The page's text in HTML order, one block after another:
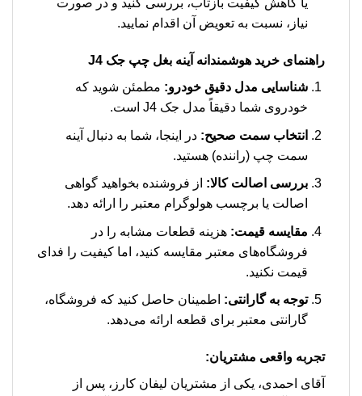
یا کاهش کیفیت بازتاب، بررسی کنید و در صورت
نیاز، نسبت به تعویض آن اقدام نمایید.
راهنمای خرید هوشمندانه آینه بغل چپ جک J4
شناسایی مدل دقیق خودرو: مطمئن شوید که
خودروی شما دقیقاً مدل جک J4 است.
انتخاب سمت صحیح: در اینجا، شما به دنبال آینه
سمت چپ (راننده) هستید.
بررسی اصالت کالا: از فروشنده بخواهید گواهی
اصالت یا برچسب هولوگرام معتبر را ارائه دهد.
مقایسه قیمت: هزینه قطعات مشابه را در
فروشگاه‌های معتبر مقایسه کنید، اما کیفیت را فدای
قیمت نکنید.
توجه به گارانتی: اطمینان حاصل کنید که فروشگاه،
گارانتی معتبر برای قطعه ارائه می‌دهد.
تجربه واقعی مشتریان:
آقای احمدی، یکی از مشتریان لیفان کارز، پس از